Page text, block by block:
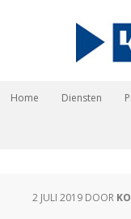
Home Diensten
2 JULI 2019 DOOR